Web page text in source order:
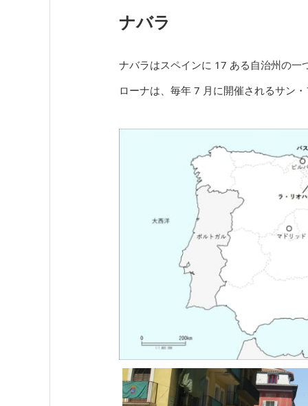
ナバラ
ナバラはスペインに 17 ある自治州の一
ローナは、毎年 7 月に開催されるサン